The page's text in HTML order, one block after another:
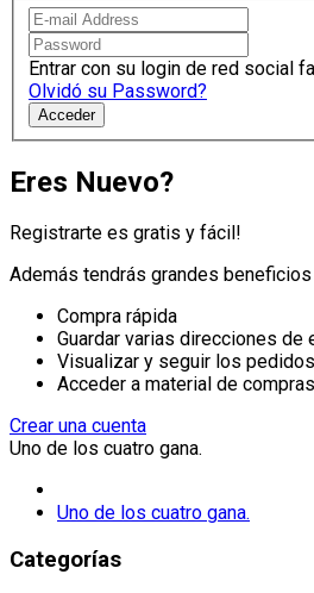
Entrar con su login de red social
Olvidó su Password?
Acceder
Eres Nuevo?
Registrarte es gratis y fácil!
Además tendrás grandes beneficios
Compra rápida
Guardar varias direcciones de
Visualizar y seguir los pedidos
Acceder a material de
Crear una cuenta
Uno de los cuatro gana.
Uno de los cuatro gana.
Categorías